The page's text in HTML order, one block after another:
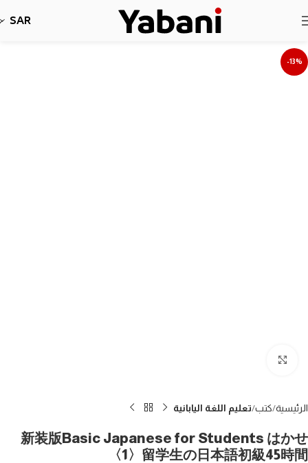
SAR
-13%
الرئيسية كتب تعليم اللغة اليابانية
新装版Basic Japanese for Students はかせ
〈1〉留学生の日本語初級45時間
نأسف، لا نقبل طلبات حاليا بسبب توقف الشحن